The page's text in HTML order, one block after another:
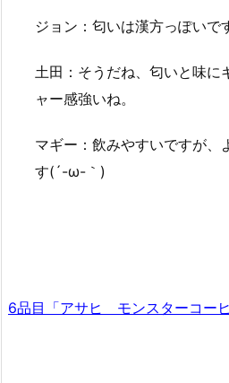
ジョン：匂いは漢方っぽいで
土田：そうだね、匂いと味に
ャー感強いね。
マギー：飲みやすいですが、
す(´-ω-｀)
6品目「アサヒ モンスターコーヒ